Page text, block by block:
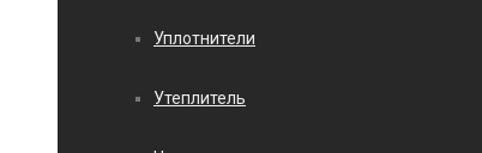
Уплотнители
Утеплитель